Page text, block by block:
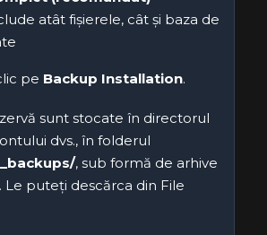
atât fișierele, cât și baza de
pe Backup Installation.
sunt stocate în directorul
dvs., în folderul
, sub formă de arhive
puteți descărca din File